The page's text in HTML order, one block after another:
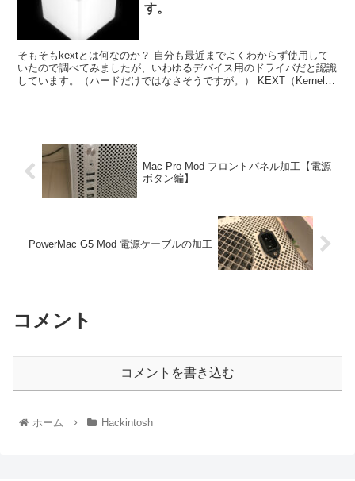
す。
そもそもkextとは何なのか？ 自分も最近までよくわからず使用して
いたので調べてみましたが、いわゆるデバイス用のドライバだと認識
しています。（ハードだけではなさそうですが。） KEXT（Kernel
Mac Pro Mod フロントパネル加工【電源
ボタン編】
PowerMac G5 Mod 電源ケーブルの加工
コメント
コメントを書き込む
ホーム Hackintosh